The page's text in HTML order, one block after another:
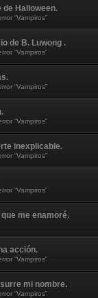
Halloween.
“Vampiros”
de B. Luwong .
“Vampiros”
“Vampiros”
“Vampiros”
inexplicable.
“Vampiros”
“Vampiros”
me enamoré.
acción.
“Vampiros”
mi nombre.
“Vampiros”